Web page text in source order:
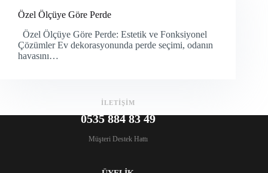
Özel Ölçüye Göre Perde
Özel Ölçüye Göre Perde: Estetik ve Fonksiyonel
Çözümler Ev dekorasyonunda perde seçimi, odanın
havasını…
İLETİŞİM
0535 884 83 49
Müşteri Destek Hattı